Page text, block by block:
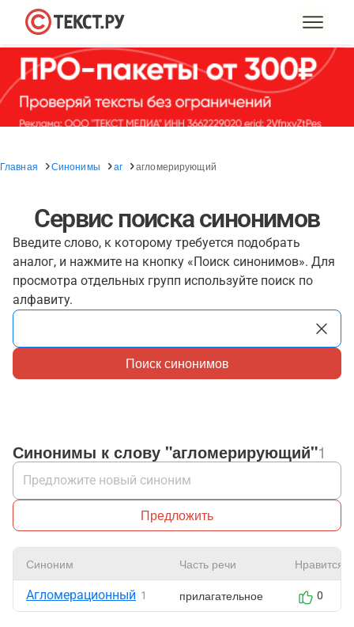
Главная Синонимы аг агломерирующий
Сервис поиска синонимов
Введите слово, к которому требуется подобрать
аналог, и нажмите на кнопку «Поиск синонимов». Для
просмотра отдельных групп используйте поиск по
алфавиту.
Поиск синонимов
Синонимы к слову "агломерирующий"1
Предложить
Синоним Часть речи Нравится
Агломерационный 1 прилагательное 0